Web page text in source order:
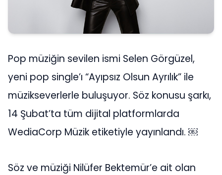
Pop müziğin sevilen ismi Selen Görgüzel,
yeni pop single’ı “Ayıpsız Olsun Ayrılık” ile
müzikseverlerle buluşuyor. Söz konusu şarkı,
14 Şubat’ta tüm dijital platformlarda
WediaCorp Müzik etiketiyle yayınlandı. ￼
Söz ve müziği Nilüfer Bektemür’e ait olan